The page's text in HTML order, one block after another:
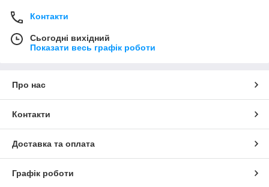
Контакти
Сьогодні вихідний
Показати весь графік роботи
Про нас
Контакти
Доставка та оплата
Графік роботи